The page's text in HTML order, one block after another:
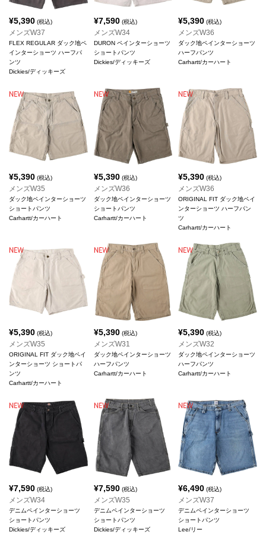
¥5,390 (税込)
メンズW37
FLEX REGULAR ダック地ペ
インターショーツ ハーフパ
ンツ
Dickies/ディッキーズ
¥7,590(税込)
メンズW34
DURON ペインターショーツ
ショートパンツ
Dickies/ディッキーズ
¥5,390 (税込)
メンズW36
ダック地ペインターショーツ
ハーフパンツ
Carhartt/カーハート
¥5,390 (税込)
メンズW35
ダック地ペインターショーツ
ショートパンツ
Carhartt/カーハート
¥5,390(税込)
メンズW36
ダック地ペインターショーツ
ショートパンツ
Carhartt/カーハート
¥5,390 (税込)
メンズW36
ORIGINAL FIT ダック地ペイ
ンターショーツ ハーフパン
ツ
Carhartt/カーハート
¥5,390 (税込)
メンズW35
ORIGINAL FIT ダック地ペイ
ンターショーツ ショートパ
ンツ
Carhartt/カーハート
¥5,390(税込)
メンズW31
ダック地ペインターショーツ
ハーフパンツ
Carhartt/カーハート
¥5,390 (税込)
メンズW32
ダック地ペインターショーツ
ハーフパンツ
Carhartt/カーハート
¥7,590 (税込)
メンズW34
デニムペインターショーツ
ショートパンツ
Dickies/ディッキーズ
¥7,590(税込)
メンズW35
デニムペインターショーツ
ショートパンツ
Dickies/ディッキーズ
¥6,490 (税込)
メンズW37
デニムペインターショーツ
ショートパンツ
Lee/リー